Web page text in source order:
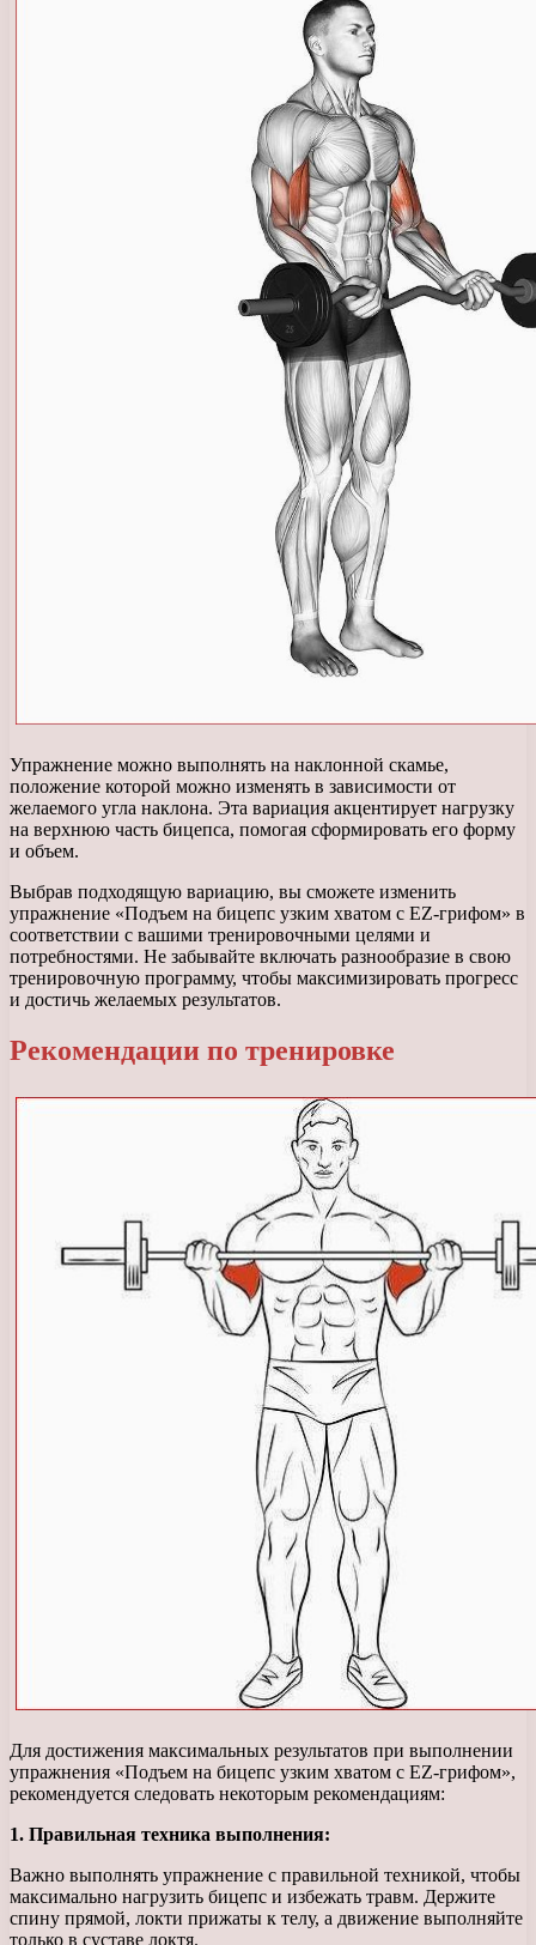
Упражнение можно выполнять на наклонной скамье,
положение которой можно изменять в зависимости от
желаемого угла наклона. Эта вариация акцентирует нагрузку
на верхнюю часть бицепса, помогая сформировать его форму
и объем.
Выбрав подходящую вариацию, вы сможете изменить
упражнение «Подъем на бицепс узким хватом с EZ-грифом» в
соответствии с вашими тренировочными целями и
потребностями. Не забывайте включать разнообразие в свою
тренировочную программу, чтобы максимизировать прогресс
и достичь желаемых результатов.
Рекомендации по тренировке
Для достижения максимальных результатов при выполнении
упражнения «Подъем на бицепс узким хватом с EZ-грифом»,
рекомендуется следовать некоторым рекомендациям:
1. Правильная техника выполнения:
Важно выполнять упражнение с правильной техникой, чтобы
максимально нагрузить бицепс и избежать травм. Держите
спину прямой, локти прижаты к телу, а движение выполняйте
только в суставе локтя.